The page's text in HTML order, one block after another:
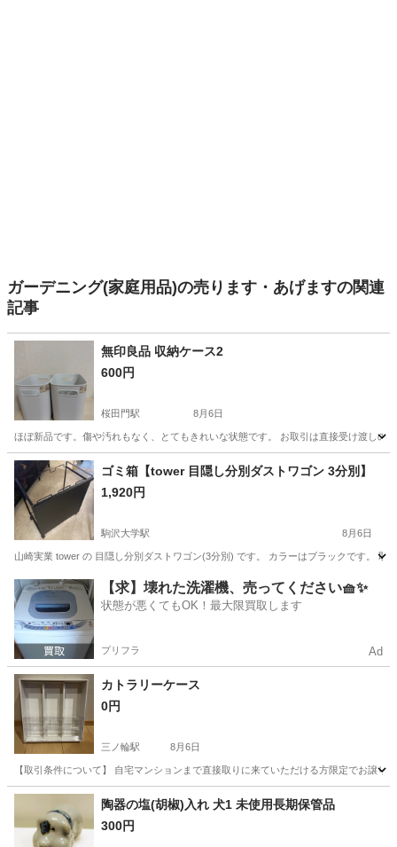
ガーデニング(家庭用品)の売ります・あげますの関連
記事
無印良品 収納ケース2
600円
桜田門駅 8月6日
ほぼ新品です。傷や汚れもなく、とてもきれいな状態です。 お取引は直接受け渡し
東京 千代田区 桜田門駅 家庭用品 無印良品
ゴミ箱【tower 目隠し分別ダストワゴン 3分別】
1,920円
駒沢大学駅 8月6日
山崎実業 tower の 目隠し分別ダストワゴン(3分別) です。 カラーはブラックです。 取
東京 目黒区 駒沢大学駅 家庭用品
【求】壊れた洗濯機、売ってください🧺✨
状態が悪くてもOK！最大限買取します
プリフラ Ad
カトラリーケース
0円
三ノ輪駅 8月6日
【取引条件について】 自宅マンションまで直接取りに来ていただける方限定でお譲
東京 台東区 三ノ輪駅 生活雑貨
陶器の塩(胡椒)入れ 犬1 未使用長期保管品
300円